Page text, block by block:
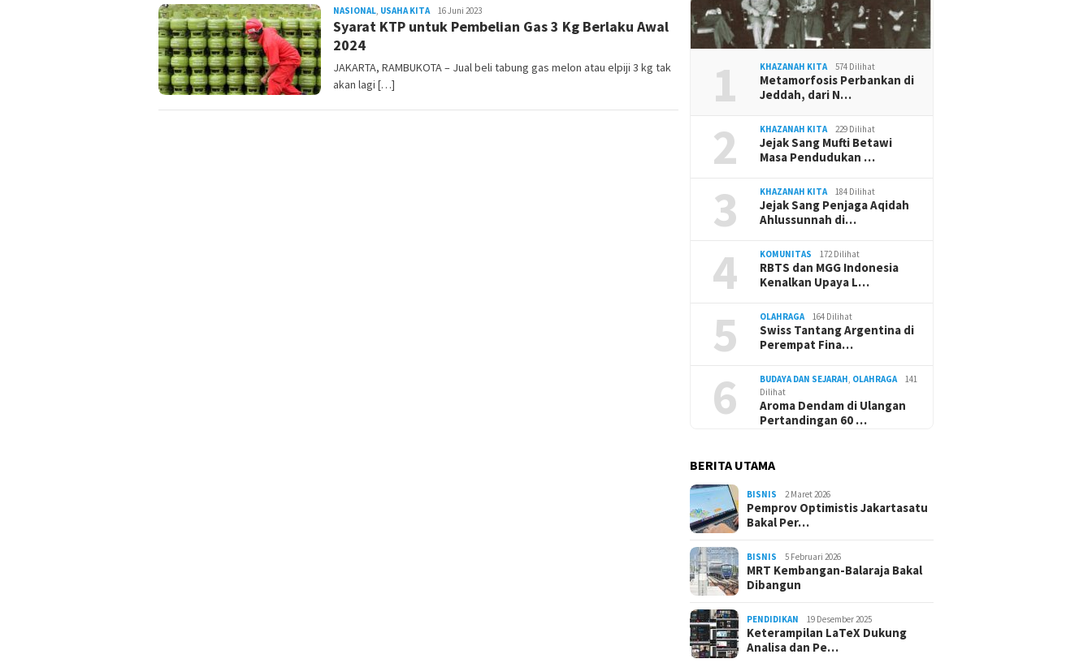
NASIONAL, USAHA KITAREDAKSI
RAMBUKOTA
16 Juni 2023
Syarat KTP untuk Pembelian Gas 3 Kg Berlaku Awal
2024
JAKARTA, RAMBUKOTA – Jual beli tabung gas melon atau elpiji 3 kg tak
akan lagi […]
1 KHAZANAH KITA 574 Dilihat
Metamorfosis Perbankan di
Jeddah, dari N…
2 KHAZANAH KITA 229 Dilihat
Jejak Sang Mufti Betawi
Masa Pendudukan …
3 KHAZANAH KITA 184 Dilihat
Jejak Sang Penjaga Aqidah
Ahlussunnah di…
4 KOMUNITAS 172 Dilihat
RBTS dan MGG Indonesia
Kenalkan Upaya L…
5 OLAHRAGA 164 Dilihat
Swiss Tantang Argentina di
Perempat Fina…
6 BUDAYA DAN SEJARAH OLAHRAGA
141
Dilihat
Aroma Dendam di Ulangan
Pertandingan 60 …
BERITA UTAMA
BISNIS 2 Maret 2026
Pemprov Optimistis Jakartasatu
Bakal Per…
BISNIS 5 Februari 2026
MRT Kembangan-Balaraja Bakal
Dibangun
PENDIDIKAN 19 Desember 2025
Keterampilan LaTeX Dukung
Analisa dan Pe…